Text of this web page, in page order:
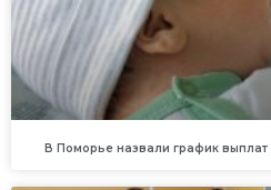
В Поморье назвали график